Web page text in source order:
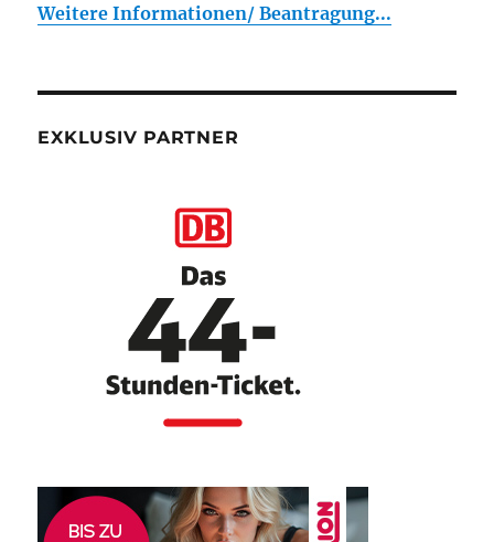
Weitere Informationen/ Beantragung...
EXKLUSIV PARTNER